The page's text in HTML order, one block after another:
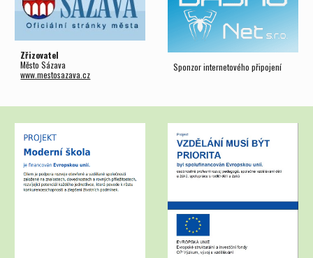
Zřizovatel
Město Sázava
www.mestosazava.cz
Sponzor internetového připojení